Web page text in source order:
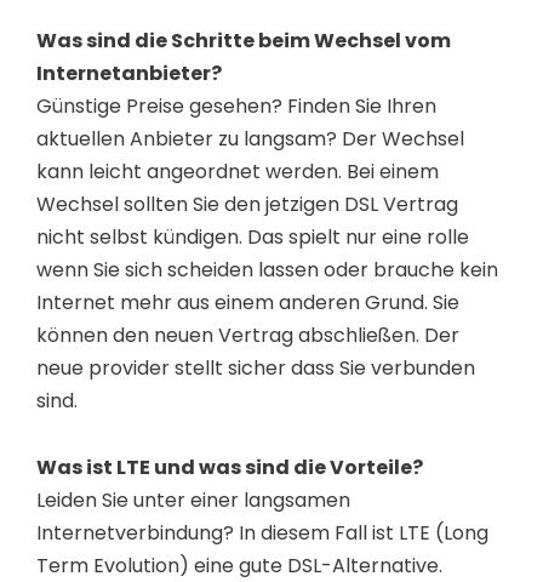
Was sind die Schritte beim Wechsel vom
Internetanbieter?
Günstige Preise gesehen? Finden Sie Ihren
aktuellen Anbieter zu langsam? Der Wechsel
kann leicht angeordnet werden. Bei einem
Wechsel sollten Sie den jetzigen DSL Vertrag
nicht selbst kündigen. Das spielt nur eine rolle
wenn Sie sich scheiden lassen oder brauche kein
Internet mehr aus einem anderen Grund. Sie
können den neuen Vertrag abschließen. Der
neue provider stellt sicher dass Sie verbunden
sind.
Was ist LTE und was sind die Vorteile?
Leiden Sie unter einer langsamen
Internetverbindung? In diesem Fall ist LTE (Long
Term Evolution) eine gute DSL-Alternative.